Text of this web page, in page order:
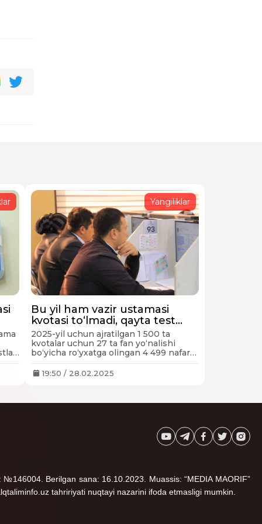
Yangiliklar
Bu yil ham vazir ustamasi
kvotasi to‘lmadi, qayta test
o‘tkaziladimi?
2025-yil uchun ajratilgan 1 500 ta
kvotalar uchun 27 ta fan yo‘nalishi
bo‘yicha ro‘yxatga olingan 4 499 nafar
sinovlarida ishtirok etdi.
19:50 / 28.02.2025
Berilgan sana: 16.10.2023. Muassis: “MEDIA MAORIF”
tahririyati nuqtayi nazarini ifoda etmasligi mumkin.